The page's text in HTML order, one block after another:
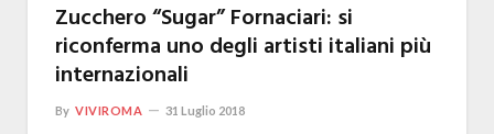
Zucchero “Sugar” Fornaciari: si
riconferma uno degli artisti italiani più
internazionali
By VIVIROMA 31 Luglio 2018